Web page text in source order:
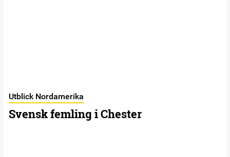
Utblick Nordamerika
Svensk femling i Chester